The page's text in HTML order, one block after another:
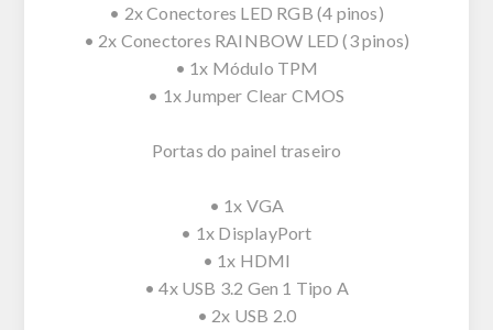
• 2x Conectores LED RGB (4 pinos)
• 2x Conectores RAINBOW LED (3 pinos)
• 1x Módulo TPM
• 1x Jumper Clear CMOS
Portas do painel traseiro
• 1x VGA
• 1x DisplayPort
• 1x HDMI
• 4x USB 3.2 Gen 1 Tipo A
• 2x USB 2.0